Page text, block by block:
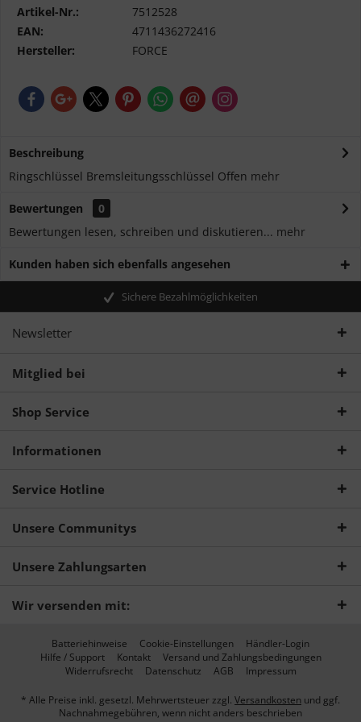
Artikel-Nr.:
7512528
EAN:
4711436272416
Hersteller:
FORCE
Beschreibung
Ringschlüssel Bremsleitungsschlüssel Offen mehr
Bewertungen
0
Bewertungen lesen, schreiben und diskutieren... mehr
Kunden haben sich ebenfalls angesehen
Sichere Bezahlmöglichkeiten
Newsletter
Mitglied bei
Shop Service
Informationen
Service Hotline
Unsere Communitys
Unsere Zahlungsarten
Wir versenden mit:
Batteriehinweise Cookie-Einstellungen
Händler-Login
Hilfe / Support
Kontakt
Versand und Zahlungsbedingungen
Widerrufsrecht
Datenschutz AGB Impressum
* Alle Preise inkl. gesetzl. Mehrwertsteuer zzgl. Versandkosten und ggf.
Nachnahmegebühren, wenn nicht anders beschrieben